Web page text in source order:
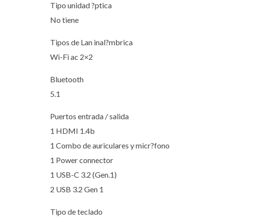
Tipo unidad ?ptica
No tiene
Tipos de Lan inal?mbrica
Wi-Fi ac 2×2
Bluetooth
5.1
Puertos entrada / salida
1 HDMI 1.4b
1 Combo de auriculares y micr?fono
1 Power connector
1 USB-C 3.2 (Gen.1)
2 USB 3.2 Gen 1
Tipo de teclado